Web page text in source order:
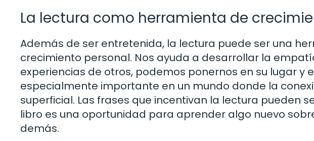
La lectura como herramienta de
Además de ser entretenida, la lectura puede ser una
crecimiento personal. Nos ayuda a desarrollar la
experiencias de otros, podemos ponernos en su lugar y
especialmente importante en un mundo donde la
superficial. Las frases que incentivan la lectura pueden
libro es una oportunidad para aprender algo nuevo
demás.